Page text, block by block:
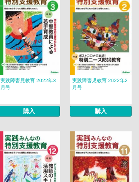
実践障害児教育 2022年3
月号
購入
実践障害児教育 2022年2
月号
購入